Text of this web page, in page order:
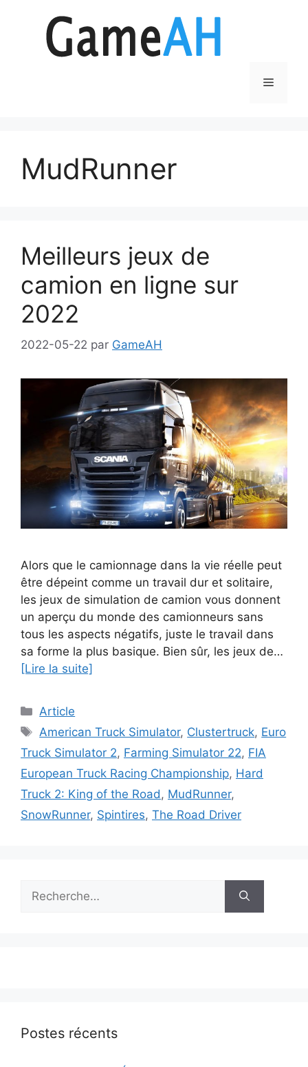
Menu
MudRunner
Meilleurs jeux de
camion en ligne sur
2022
2022-05-22 par GameAH
Alors que le camionnage dans la vie réelle peut
être dépeint comme un travail dur et solitaire,
les jeux de simulation de camion vous donnent
un aperçu du monde des camionneurs sans
tous les aspects négatifs, juste le travail dans
sa forme la plus basique. Bien sûr, les jeux de…
[Lire la suite]
Catégories
Article
Étiquettes
American Truck Simulator, Clustertruck, Euro
Truck Simulator 2, Farming Simulator 22, FIA
European Truck Racing Championship, Hard
Truck 2: King of the Road , MudRunner,
SnowRunner, Spintires, The Road Driver
Postes récents